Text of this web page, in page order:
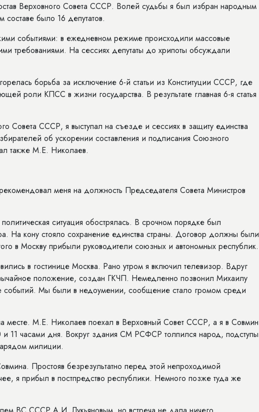
Верховного Совета СССР. Волей судьбы я был избран народным
было 16 депутатов.
событиями: в ежедневном режиме происходили массовые
требованиями. На сессиях депутаты до хрипоты обсуждали
борьба за исключение 6-й статьи из Конституции СССР, где
роли КПСС в жизни государства. В результате главная 6-я статья
Совета СССР, я выступал на съезде и сессиях в защиту единства
об ускорении составления и подписания Союзного
также М.Е. Николаев.
меня на должность Председателя Совета Министров
ситуация обострялась. В срочном порядке был
На кону стояло сохранение единства страны. Договор должны были
в Москву прибыли руководители союзных и автономных республик.
в гостинице Москва. Рано утром я включил телевизор. Вдруг
положение, создан ГКЧП. Немедленно позвонил Михаилу
событий. Мы были в недоумении, сообщение стало громом среди
месте. М.Е. Николаев поехал в Верховный Совет СССР, а я в Совмин
часами дня. Вокруг здания СМ РСФСР толпился народ, подступы
милиции.
Простояв безрезультатно перед этой непроходимой
я прибыл в постпредство республики. Немного позже туда же